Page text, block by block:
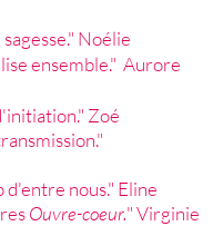
Noélie
ensemble." Aurore
Zoé
d'entre nous." Eline
Ouvre-coeur." Virginie